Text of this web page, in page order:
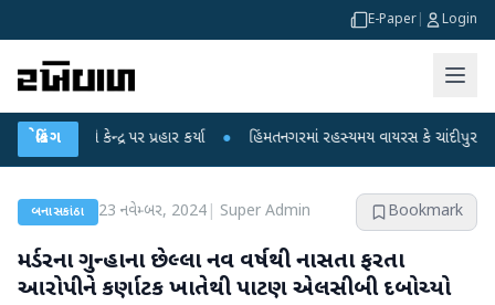
E-Paper Login
બ્રેકિંગ
કેન્દ્ર પર પ્રહાર કર્યા ● હિંમતનગરમાં રહસ્યમય વાયરસ કે ચાંદીપુરા? 6
બનાસકાંઠા 23 નવેમ્બર, 2024| Super Admin Bookmark
મર્ડરના ગુન્હાના છેલ્લા નવ વર્ષથી નાસતા ફરતા
આરોપીને કર્ણાટક ખાતેથી પાટણ એલસીબી દબોચ્યો